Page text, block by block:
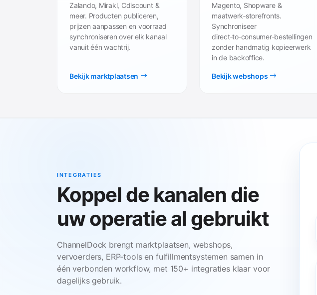
Zalando, Mirakl, Cdiscount &
meer. Producten publiceren,
prijzen aanpassen en voorraad
synchroniseren over elk kanaal
vanuit één wachtrij.
Bekijk marktplaatsen
Magento, Shopware &
maatwerk‑storefronts.
Synchroniseer
direct‑to‑consumer‑bestellingen
zonder handmatig kopieerwerk
in de backoffice.
Bekijk webshops
INTEGRATIES
Koppel de kanalen die
uw operatie al gebruikt
ChannelDock brengt marktplaatsen, webshops,
vervoerders, ERP‑tools en fulfillmentsystemen samen in
één verbonden workflow, met 150+ integraties klaar voor
dagelijks gebruik.